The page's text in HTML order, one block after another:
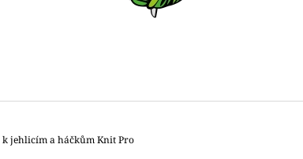
jehlicím a háčkům Knit Pro
NA DROBNOSTI